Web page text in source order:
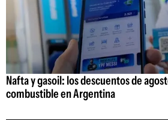
Nafta y gasoil: los descuentos de
combustible en Argentina